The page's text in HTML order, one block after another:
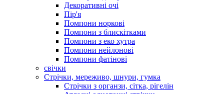
Декоративні очі
Пір'я
Помпони норкові
Помпони з блискітками
Помпони з еко хутра
Помпони нейлонові
Помпони фатінові
свічки
Стрічки, мереживо, шнури, гумка
Стрічки з органзи, сітка, рігелін